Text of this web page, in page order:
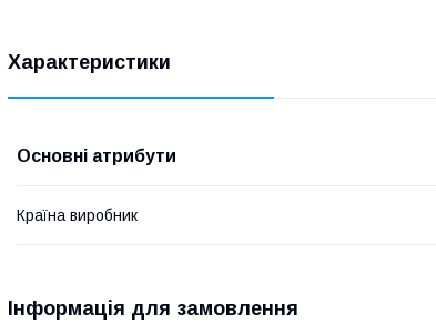
Характеристики
Основні атрибути
Країна виробник
Інформація для замовлення